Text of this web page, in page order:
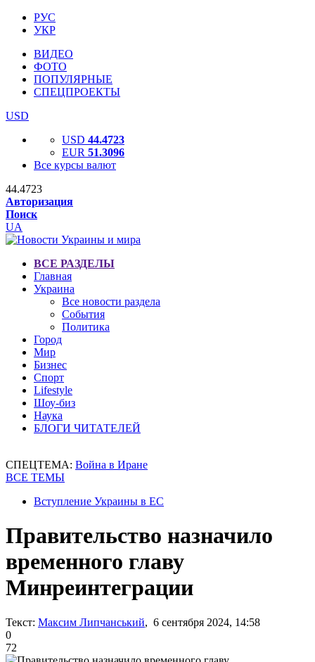
РУС
УКР
ВИДЕО
ФОТО
ПОПУЛЯРНЫЕ
СПЕЦПРОЕКТЫ
USD
USD 44.4723
EUR 51.3096
Все курсы валют
44.4723
Авторизация
Поиск
UA
ВСЕ РАЗДЕЛЫ
Главная
Украина
Все новости раздела
События
Политика
Город
Мир
Бизнес
Спорт
Lifestyle
Шоу-биз
Наука
БЛОГИ ЧИТАТЕЛЕЙ
СПЕЦТЕМА: Война в Иране
ВСЕ ТЕМЫ
Вступление Украины в ЕС
Правительство назначило
временного главу
Минреинтеграции
Текст: Максим Липчанський, 6 сентября 2024, 14:58
0
72